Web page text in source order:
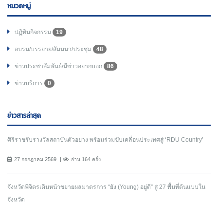
หมวดหมู่
ปฏิทินกิจกรรม 19
อบรม/บรรยาย/สัมมนา/ประชุม 48
ข่าวประชาสัมพันธ์/มีข่าวอยากบอก 86
ข่าวบริการ 0
ข่าวสารล่าสุด
ศิริราชรับรางวัลสถาบันตัวอย่าง พร้อมร่วมขับเคลื่อนประเทศสู่ ‘RDU Country’
27 กรกฎาคม 2569 อ่าน 164 ครั้ง
จังหวัดพิจิตรเดินหน้าขยายผลมาตรการ “ยัง (Young) อยู่ดี” สู่ 27 พื้นที่ต้นแบบใน
จังหวัด